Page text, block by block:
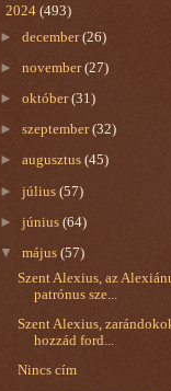
2024 (493)
►december(26)
►november(27)
►október(31)
►szeptember(32)
►augusztus(45)
►július(57)
►június(64)
▼május(57)
Szent Alexius, az
patrónus sze...
Szent Alexius,
hozzád ford...
Nincs cím